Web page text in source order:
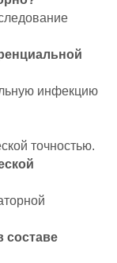
инфекцию
точностью.
составе